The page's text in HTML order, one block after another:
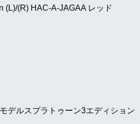
(L)/(R) HAC-A-JAGAA レッド
デルスプラトゥーン3エディション